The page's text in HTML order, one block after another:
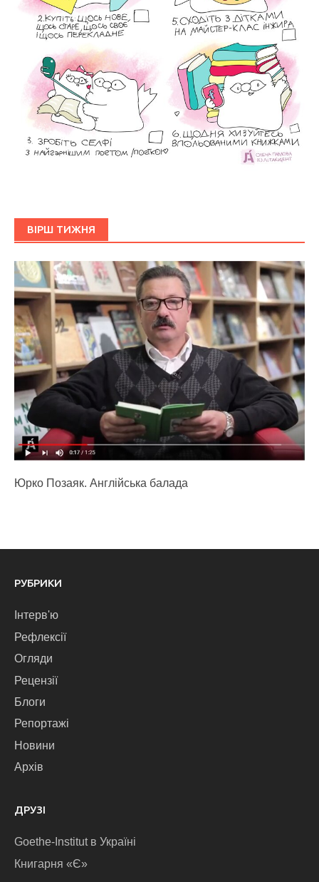
ВІРШ ТИЖНЯ
Юрко Позаяк. Англійська балада
РУБРИКИ
Інтерв'ю
Рефлексії
Огляди
Рецензії
Блоги
Репортажі
Новини
Архів
ДРУЗІ
Goethe-Institut в Україні
Книгарня «Є»